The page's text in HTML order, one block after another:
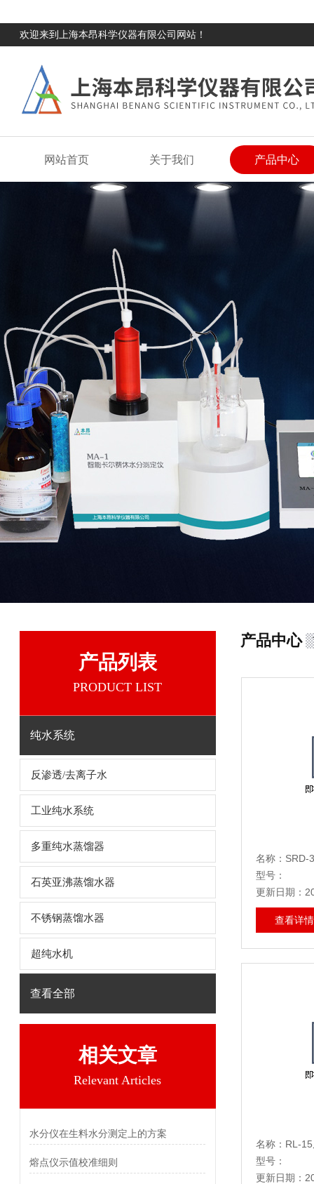
欢迎来到上海本昂科学仪器有限公司网站！
网站首页 关于我们 产品中心
产品列表
PRODUCT LIST
纯水系统
反渗透/去离子水
工业纯水系统
多重纯水蒸馏器
石英亚沸蒸馏水器
不锈钢蒸馏水器
超纯水机
查看全部
相关文章
Relevant Articles
水分仪在生料水分测定上的方案
熔点仪示值校准细则
产品中心
名称：SRD-
型号：
更新日期：
查看详情
名称：RL-
型号：
更新日期：